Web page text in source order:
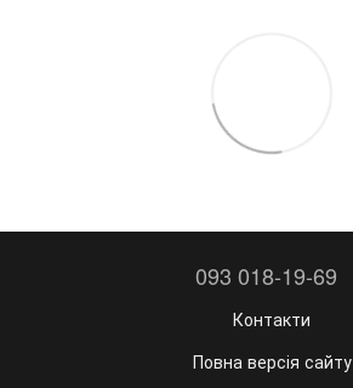
093 018-19-69
Контакти
Повна версія сайту